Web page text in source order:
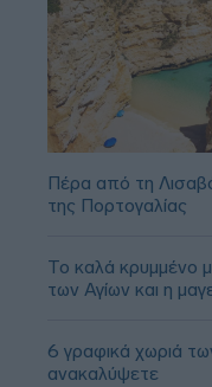
Πέρα από τη
της Πορτογαλίας
Το καλά κρυμμένο
των Αγίων και η
6 γραφικά χωριά
ανακαλύψετε